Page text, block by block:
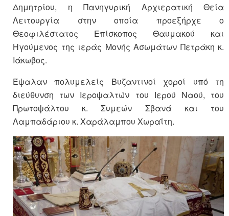
Δημητρίου, η Πανηγυρική Αρχιερατική Θεία
Λειτουργία στην οποία προεξήρχε ο
Θεοφιλέστατος Επίσκοπος Θαυμακού και
Ηγούμενος της ιεράς Μονής Ασωμάτων Πετράκη κ.
Ιάκωβος.
Έψαλαν πολυμελείς Βυζαντινοί χοροί υπό τη
διεύθυνση των Ιεροψαλτών του Ιερού Ναού, του
Πρωτοψάλτου κ. Συμεών Σβανά και του
Λαμπαδάριου κ. Χαράλαμπου Χωραΐτη.